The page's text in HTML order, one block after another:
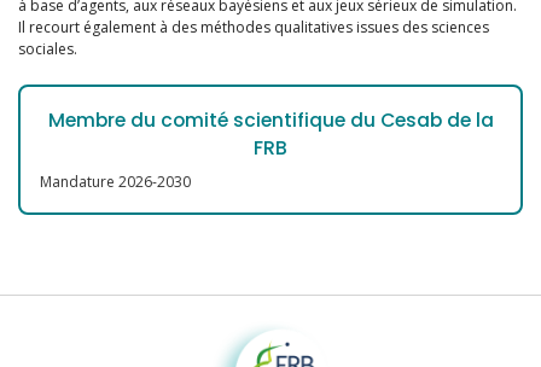
à base d’agents, aux réseaux bayésiens et aux jeux sérieux de simulation.
Il recourt également à des méthodes qualitatives issues des sciences
sociales.
Membre du comité scientifique du Cesab de la
FRB
Mandature 2026-2030
Fondation pour la recherche sur la biodiversité